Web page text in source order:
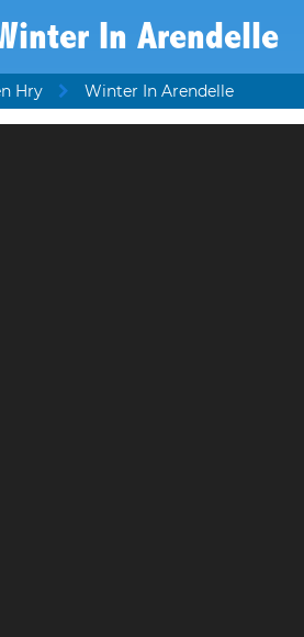
In Arendelle
Hry Winter In Arendelle